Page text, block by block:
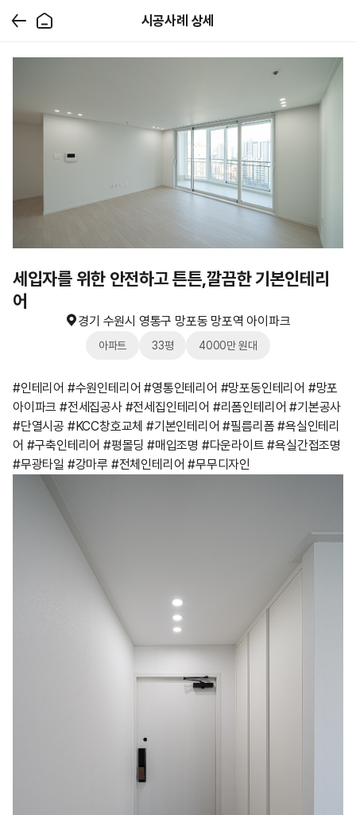
시공사례 상세
세입자를 위한 안전하고 튼튼,깔끔한 기본인테리
어
경기 수원시 영통구 망포동 망포역 아이파크
아파트 33평 4000만 원대
#인테리어 #수원인테리어 #영통인테리어 #망포동인테리어 #망포
아이파크 #전세집공사 #전세집인테리어 #리폼인테리어 #기본공사
#단열시공 #KCC창호교체 #기본인테리어 #필름리폼 #욕실인테리
어 #구축인테리어 #평몰딩 #매입조명 #다운라이트 #욕실간접조명
#무광타일 #강마루 #전체인테리어 #무무디자인